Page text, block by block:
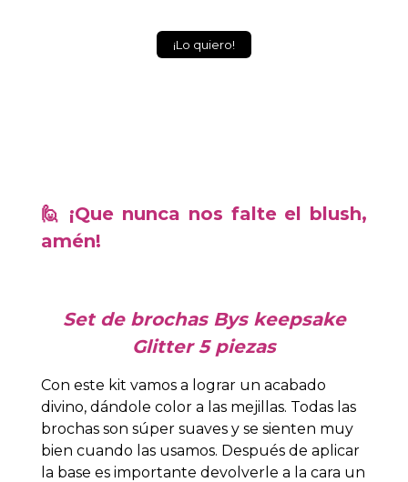
¡Lo quiero!
🙋 ¡Que nunca nos falte el blush,
amén!
Set de brochas Bys keepsake
Glitter 5 piezas
Con este kit vamos a lograr un acabado
divino, dándole color a las mejillas. Todas las
brochas son súper suaves y se sienten muy
bien cuando las usamos. Después de aplicar
la base es importante devolverle a la cara un